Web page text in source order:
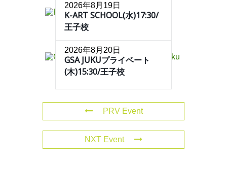
2026年8月19日
K-ART SCHOOL(水)17:30/
王子校
2026年8月20日
GSA JUKUプライベート
(木)15:30/王子校
PRV Event
NXT Event